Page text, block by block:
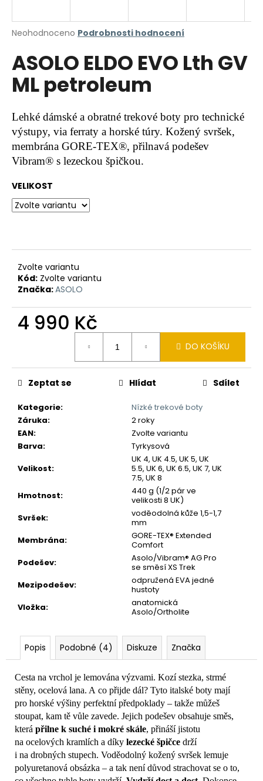
Průměrné
produktu
je
0,0
hvězdiček.
Neohodnoceno Podrobnosti hodnocení
ASOLO ELDO EVO Lth GV
ML petroleum
Lehké dámské a obratné trekové boty pro technické
výstupy, via ferraty a horské túry. Kožený svršek,
membrána GORE-TEX®, přilnavá podešev
Vibram® s lezeckou špičkou.
VELIKOST
Zvolte variantu
Kód: Zvolte variantu
Značka:ASOLO
4 990 Kč
DO KOŠÍKU
Kategorie:
Nízké trekové boty
Záruka:
2 roky
EAN:
Zvolte variantu
Barva:
Tyrkysová
Velikost:
UK 4, UK 4.5, UK 5, UK
5.5, UK 6, UK 6.5, UK 7, UK
7.5, UK 8
Hmotnost:
440 g (1/2 pár ve
velikosti 8 UK)
Svršek:
voděodolná kůže 1,5-1,7
mm
Membrána:
GORE-TEX® Extended
Comfort
Podešev:
Asolo/Vibram® AG Pro
se směsí XS Trek
Mezipodešev:
odpružená EVA jedné
hustoty
Vložka:
anatomická
Asolo/Ortholite
Zeptat se Hlídat Sdílet
Popis Podobné (4) Diskuze Značka
Cesta na vrchol je lemována výzvami. Kozí stezka, strmé
stěny, ocelová lana. A co přijde dál? Tyto italské boty mají
pro horské výšiny perfektní předpoklady – takže můžeš
stoupat, kam tě vůle zavede. Jejich podešev obsahuje směs,
která přilne k suché i mokré skále, přináší jistotu
na ocelových kramlích a díky lezecké špičce drží
i na drobných stupech. Voděodolný kožený svršek lemuje
polyuretanová obsázka – a tak není důvod strachovat se o to,
j
t
?
HLEDAT
D
o
p
u
č
u
e
m
e